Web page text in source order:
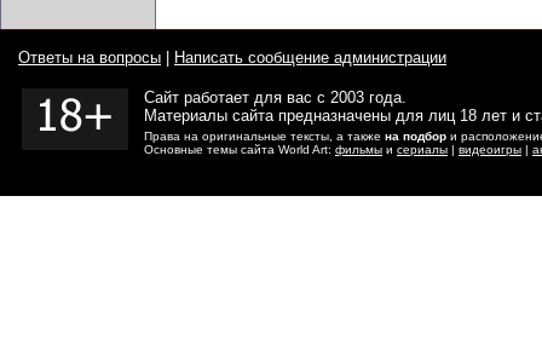
Ответы на вопросы Написать сообщение администрации
Сайт работает для вас с 2003 года.
Материалы сайта предназначены для лиц 18 лет и
Права на оригинальные тексты, а также на подбор и
Основные темы сайта World Art: фильмы и сериалы | видеоигры |